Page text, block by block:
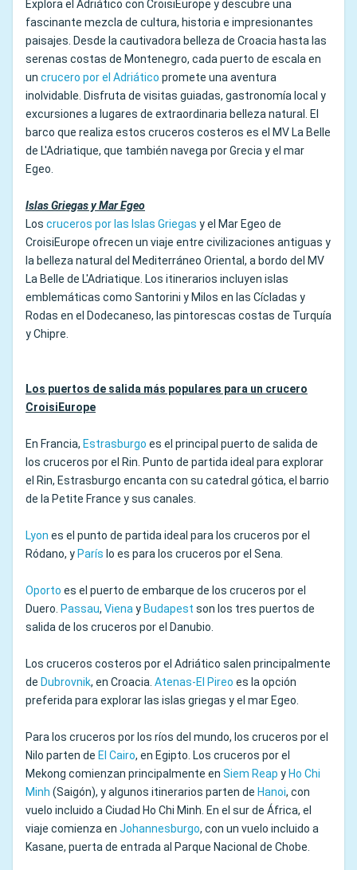
Explora el Adriático con CroisiEurope y descubre una
fascinante mezcla de cultura, historia e impresionantes
paisajes. Desde la cautivadora belleza de Croacia hasta las
serenas costas de Montenegro, cada puerto de escala en
un crucero por el Adriático promete una aventura
inolvidable. Disfruta de visitas guiadas, gastronomía local y
excursiones a lugares de extraordinaria belleza natural. El
barco que realiza estos cruceros costeros es el MV La Belle
de L'Adriatique, que también navega por Grecia y el mar
Egeo.
Islas Griegas y Mar Egeo
Los cruceros por las Islas Griegas y el Mar Egeo de
CroisiEurope ofrecen un viaje entre civilizaciones antiguas y
la belleza natural del Mediterráneo Oriental, a bordo del MV
La Belle de L'Adriatique. Los itinerarios incluyen islas
emblemáticas como Santorini y Milos en las Cícladas y
Rodas en el Dodecaneso, las pintorescas costas de Turquía
y Chipre.
Los puertos de salida más populares para un crucero
CroisiEurope
En Francia, Estrasburgo es el principal puerto de salida de
los cruceros por el Rin. Punto de partida ideal para explorar
el Rin, Estrasburgo encanta con su catedral gótica, el barrio
de la Petite France y sus canales.
Lyon es el punto de partida ideal para los cruceros por el
Ródano, y París lo es para los cruceros por el Sena.
Oporto es el puerto de embarque de los cruceros por el
Duero. Passau, Vienay Budapest son los tres puertos de
salida de los cruceros por el Danubio.
Los cruceros costeros por el Adriático salen principalmente
de Dubrovnik, en Croacia. Atenas-El Pireo es la opción
preferida para explorar las islas griegas y el mar Egeo.
Para los cruceros por los ríos del mundo, los cruceros por el
Nilo parten de El Cairo, en Egipto. Los cruceros por el
Mekong comienzan principalmente en Siem Reap y Ho Chi
Minh (Saigón), y algunos itinerarios parten de Hanoi, con
vuelo incluido a Ciudad Ho Chi Minh. En el sur de África, el
viaje comienza en Johannesburgo, con un vuelo incluido a
Kasane, puerta de entrada al Parque Nacional de Chobe.